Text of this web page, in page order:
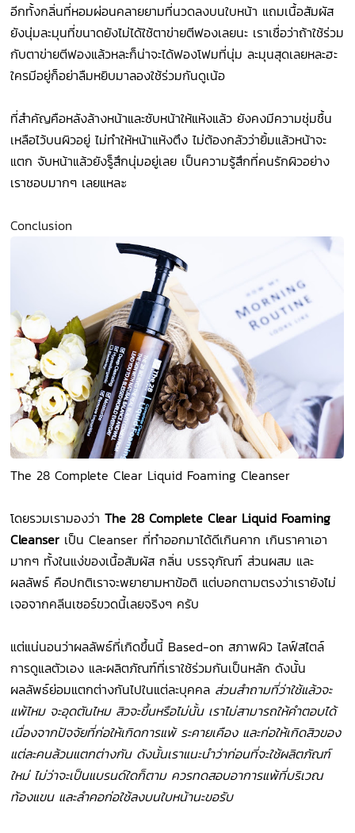
อีกทั้งกลิ่นที่หอมผ่อนคลายยามที่นวดลงบนใบหน้า แถมเนื้อสัมผัส
ยังนุ่มละมุนที่ขนาดยังไม่ได้ใช้ตาข่ายตีฟองเลยนะ เราเชื่อว่าถ้าใช้ร่วม
กับตาข่ายตีฟองแล้วหละก็น่าจะได้ฟองโฟมที่นุ่ม ละมุนสุดเลยหละฮะ
ใครมีอยู่ก็อย่าลืมหยิบมาลองใช้ร่วมกันดูเน้อ
ที่สำคัญคือหลังล้างหน้าและซับหน้าให้แห้งแล้ว ยังคงมีความชุ่มชื้น
เหลือไว้บนผิวอยู่ ไม่ทำให้หน้าแห้งตึง ไม่ต้องกลัวว่ายิ้มแล้วหน้าจะ
แตก จับหน้าแล้วยังรู็สึกนุ่มอยู่เลย เป็นความรู้สึกที่คนรักผิวอย่าง
เราชอบมากๆ เลยแหละ
Conclusion
The 28 Complete Clear Liquid Foaming Cleanser
โดยรวมเรามองว่าThe 28 Complete Clear Liquid Foaming
Cleanser เป็น Cleanser ที่ทำออกมาได้ดีเกินคาก เกินราคาเอา
มากๆ ทั้งในแง่ของเนื้อสัมผัส กลิ่น บรรจุภัณฑ์ ส่วนผสม และ
ผลลัพธ์ คือปกติเราจะพยายามหาข้อติ แต่บอกตามตรงว่าเรายังไม่
เจอจากคลีนเซอร์ขวดนี้เลยจริงๆ ครับ
แต่แน่นอนว่าผลลัพธ์ที่เกิดขึ้นนี้ Based-on สภาพผิว ไลฟ์สไตล์
การดูแลตัวเอง และผลิตภัณฑ์ที่เราใช้ร่วมกันเป็นหลัก ดังนั้น
ผลลัพธ์ย่อมแตกต่างกันไปในแต่ละบุคคล ส่วนสำถามที่ว่าใช้แล้วจะ
แพ้ไหม จะอุดตันไหม สิวจะขึ้นหรือไม่นั้น เราไม่สามารถให้คำตอบได้
เนื่องจากปัจจัยที่ก่อให้เกิดการแพ้ ระคายเคือง และก่อให้เกิดสิวของ
แต่ละคนล้วนแตกต่างกัน ดังนั้นเราแนะนำว่าก่อนที่จะใช้ผลิตภัณฑ์
ใหม่ ไม่ว่าจะเป็นแบรนด์ใดก็ตาม ควรทดสอบอาการแพ้ที่บริเวณ
ท้องแขน และลำคอก่อใช้ลงบนใบหน้านะขอรับ